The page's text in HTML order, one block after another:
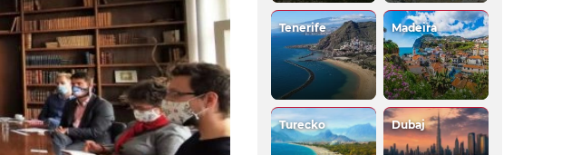
Tenerife Madeira
Turecko Dubaj